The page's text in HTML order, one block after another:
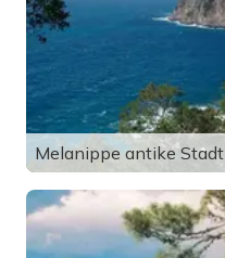
Melanippe antike Stadt